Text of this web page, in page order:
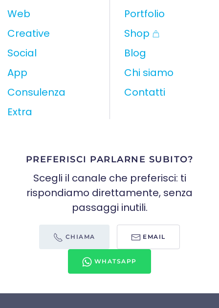
Web
Creative
Social
App
Consulenza
Extra
Portfolio
Shop
Blog
Chi siamo
Contatti
PREFERISCI PARLARNE SUBITO?
Scegli il canale che preferisci: ti
rispondiamo direttamente, senza
passaggi inutili.
CHIAMA EMAIL
WHATSAPP